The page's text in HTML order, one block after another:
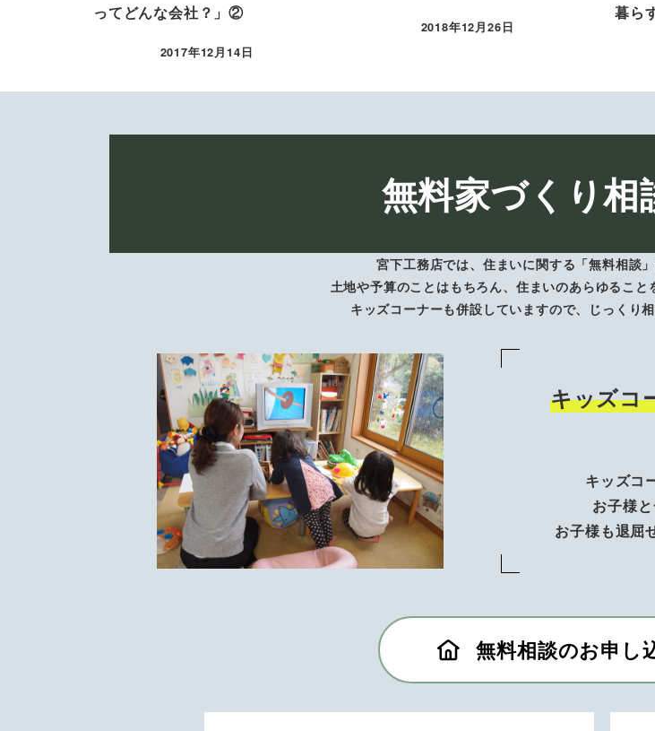
ってどんな会社？」②
投稿日
2017年12月14日
投稿日
2018年12月26日
暮ら
無料家づくり相
宮下工務店では、住まいに関する「無料相談
土地や予算のことはもちろん、住まいのあらゆること
キッズコーナーも併設していますので、じっくり
キッズコ
キッズコ
お子様と
お子様も退屈
無料相談のお申し